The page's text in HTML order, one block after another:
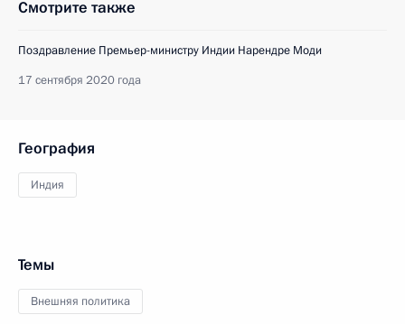
Смотрите также
Поздравление Премьер-министру Индии Нарендре Моди
17 сентября 2020 года
География
Индия
Темы
Внешняя политика